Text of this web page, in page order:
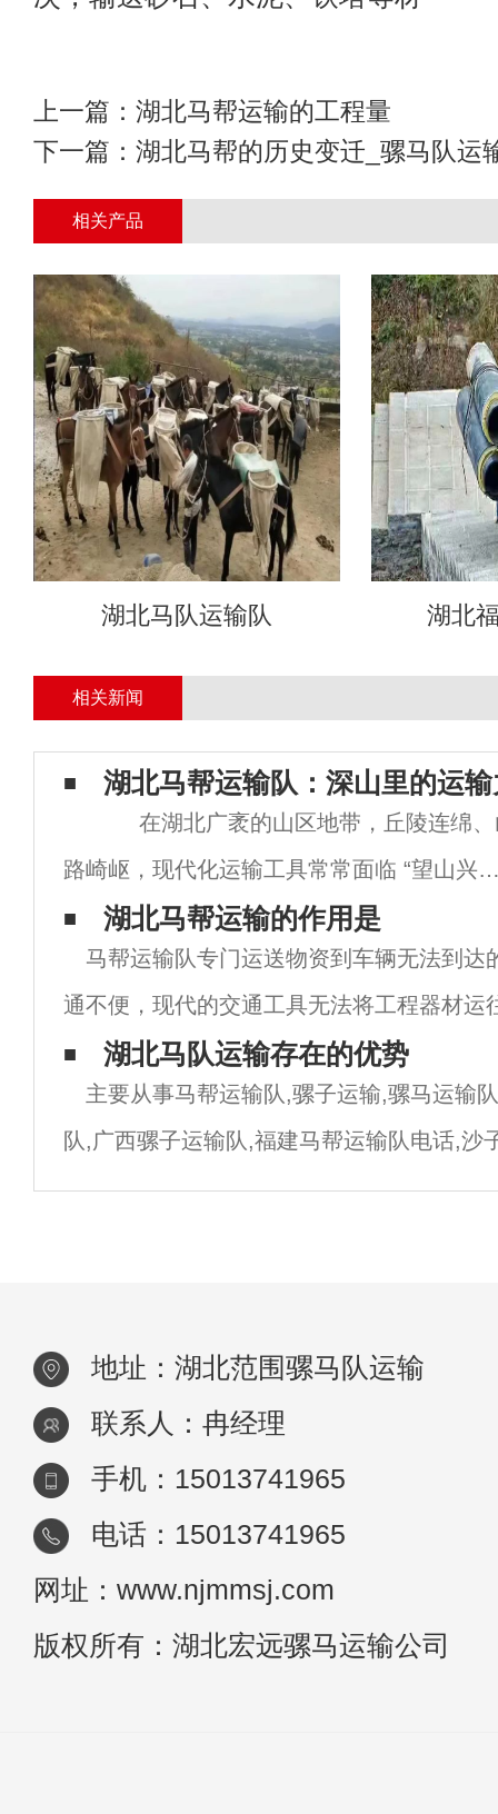
上一篇： 湖北马帮运输的工程量
下一篇： 湖北马帮的历史变迁_骡马队运
相关产品
湖北马队运输队 湖北
相关新闻
湖北马帮运输队：深山里的运
在湖北广袤的山区地带，丘陵连绵、
路崎岖，现代化运输工具常常面临 “望山兴
的困境。而湖北马帮运输队凭借传统驮运优
势，成为解决深山运输难题的
湖北马帮运输的作用是
马帮运输队专门运送物资到车辆无法到达
通不便，现代的交通工具无法将工程器材运
一支可歌可泣的技工队伍，有自己的马队，
奋勇向前。一人一人，一人一人，一人多岗
湖北马队运输存在的优势
主要从事马帮运输队,骡子运输,骡马运输
队,广西骡子运输队,福建马帮运输队电话,沙
价格,陕西马帮运输公司,浙江骡马运输队,水
地址：湖北范围骡马队运输
联系人：冉经理
手机：15013741965
电话：15013741965
网址：www.njmmsj.com
版权所有：湖北宏远骡马运输公司